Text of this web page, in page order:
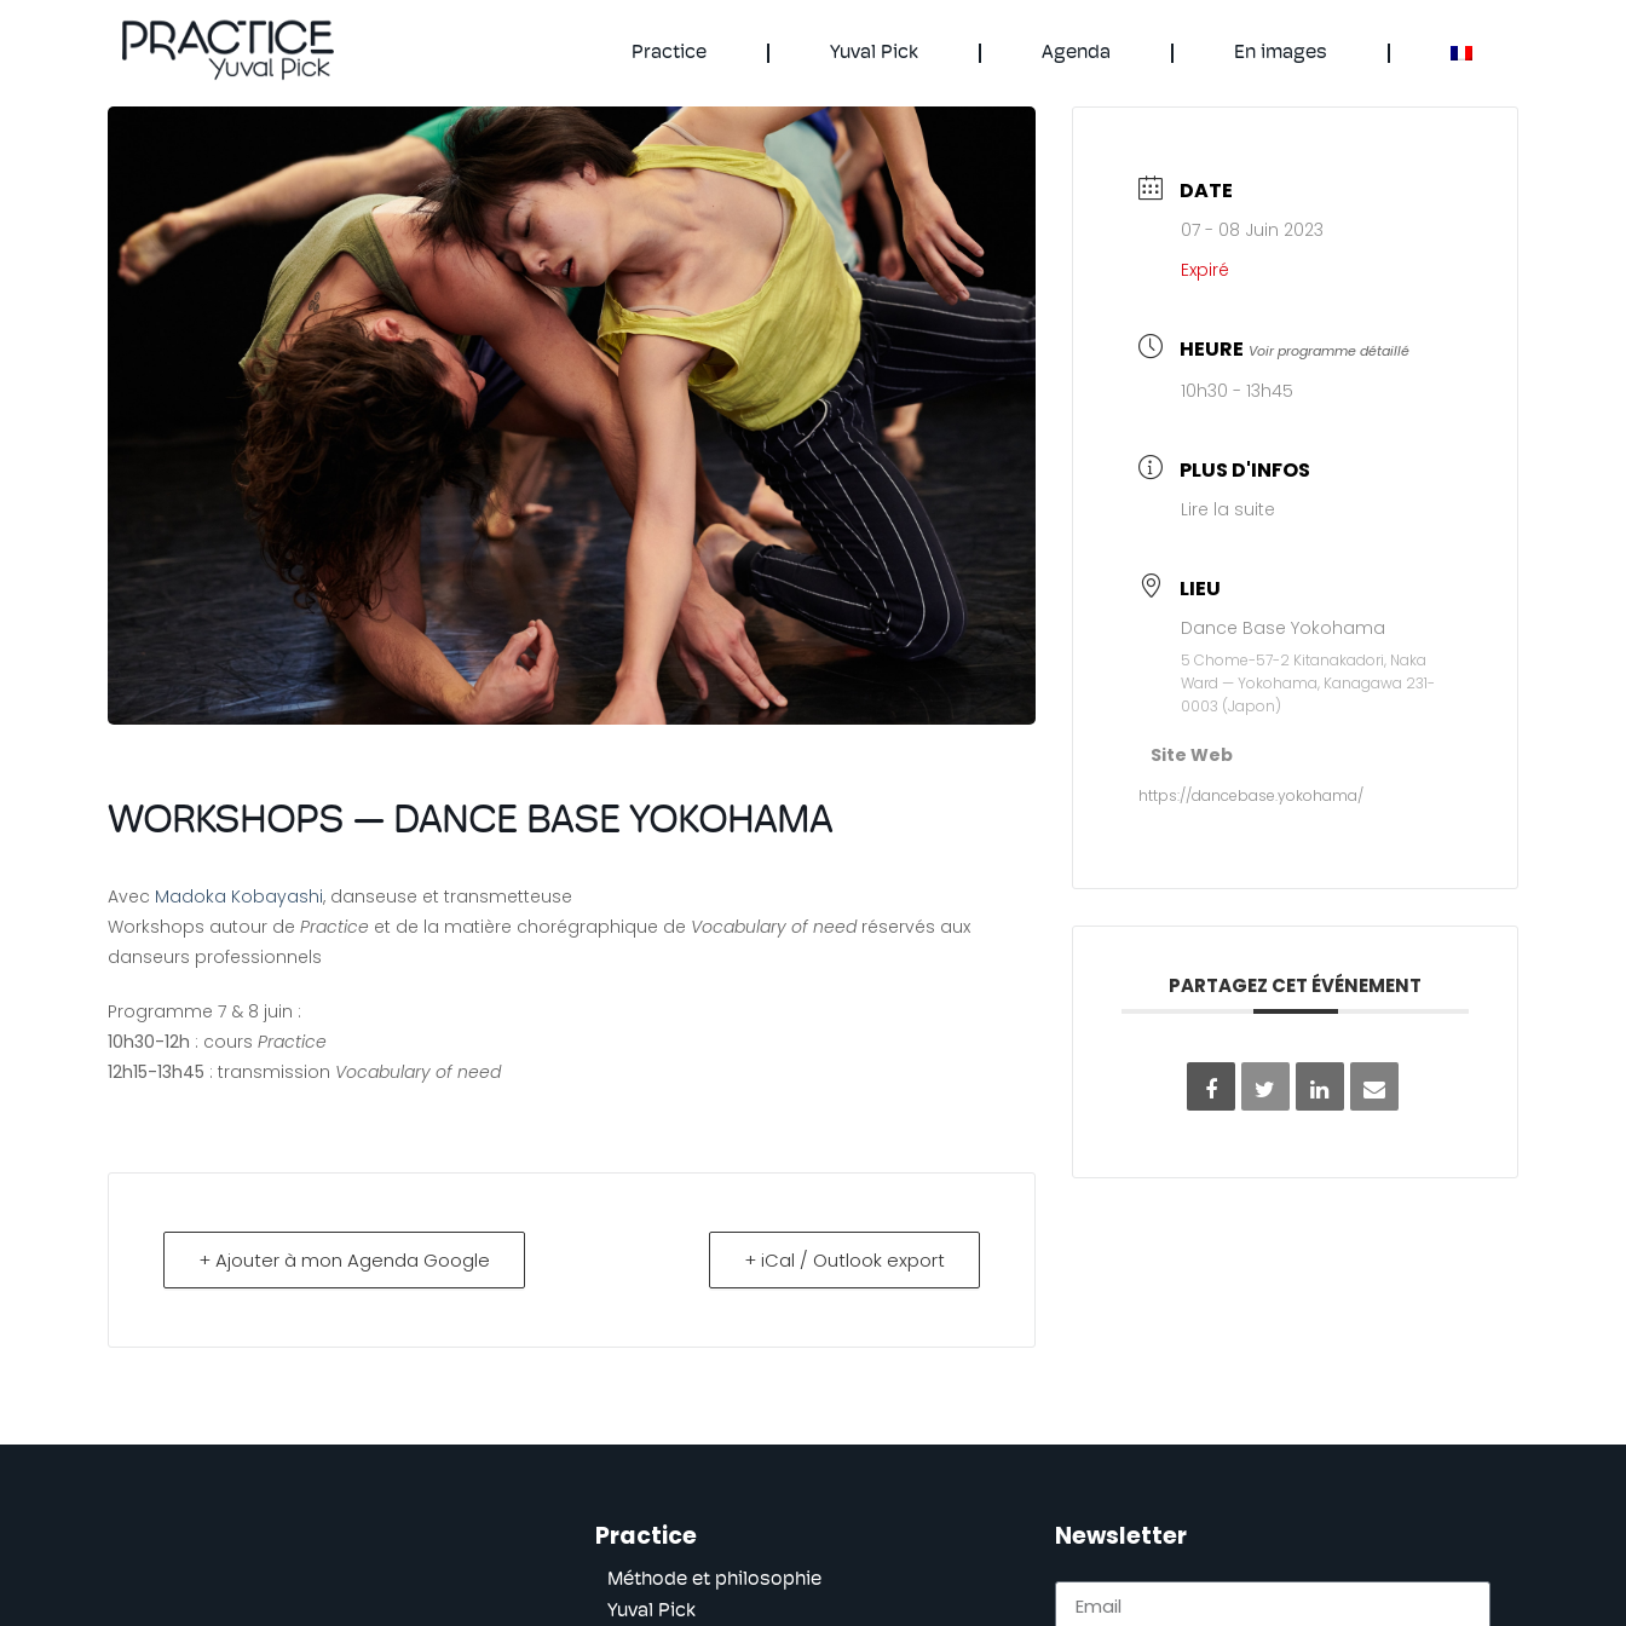
Practice Yuval Pick Agenda En images
WORKSHOPS — DANCE BASE YOKOHAMA
Avec Madoka Kobayashi, danseuse et transmetteuse
Workshops autour de Practice et de la matière chorégraphique de Vocabulary of needréservés aux
danseurs professionnels
Programme 7 & 8 juin :
10h30-12h : cours Practice
12h15-13h45 : transmission Vocabulary of need
+ Ajouter à mon Agenda Google + iCal / Outlook export
DATE
07 - 08 Juin 2023
Expiré
HEURE Voir programme détaillé
10h30 - 13h45
PLUS D'INFOS
Lire la suite
LIEU
Dance Base Yokohama
5 Chome-57-2 Kitanakadori, Naka
Ward — Yokohama, Kanagawa 231-
0003 (Japon)
Site Web
https://dancebase.yokohama/
PARTAGEZ CET ÉVÉNEMENT
Practice
Méthode et philosophie
Yuval Pick
Newsletter